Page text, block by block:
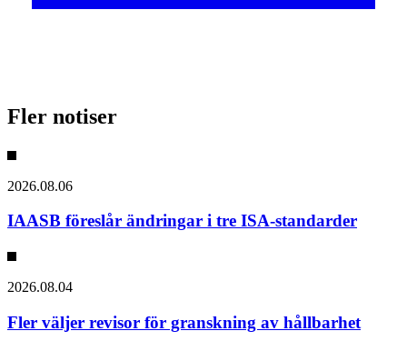
Fler notiser
2026.08.06
IAASB föreslår ändringar i tre ISA-standarder
2026.08.04
Fler väljer revisor för granskning av hållbarhet